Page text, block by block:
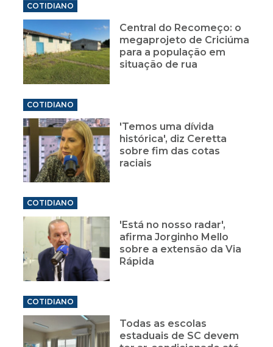
COTIDIANO
Central do Recomeço: o
megaprojeto de Criciúma
para a população em
situação de rua
COTIDIANO
'Temos uma dívida
histórica', diz Ceretta
sobre fim das cotas
raciais
COTIDIANO
'Está no nosso radar',
afirma Jorginho Mello
sobre a extensão da Via
Rápida
COTIDIANO
Todas as escolas
estaduais de SC devem